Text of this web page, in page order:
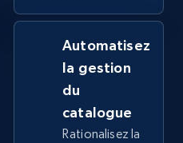
shop products
Currency, Initial
percent, and more.
Automatisez
la gestion
du
catalogue
Rationalisez la